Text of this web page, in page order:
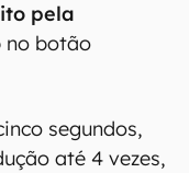
pela
no botão
segundos,
até 4 vezes,